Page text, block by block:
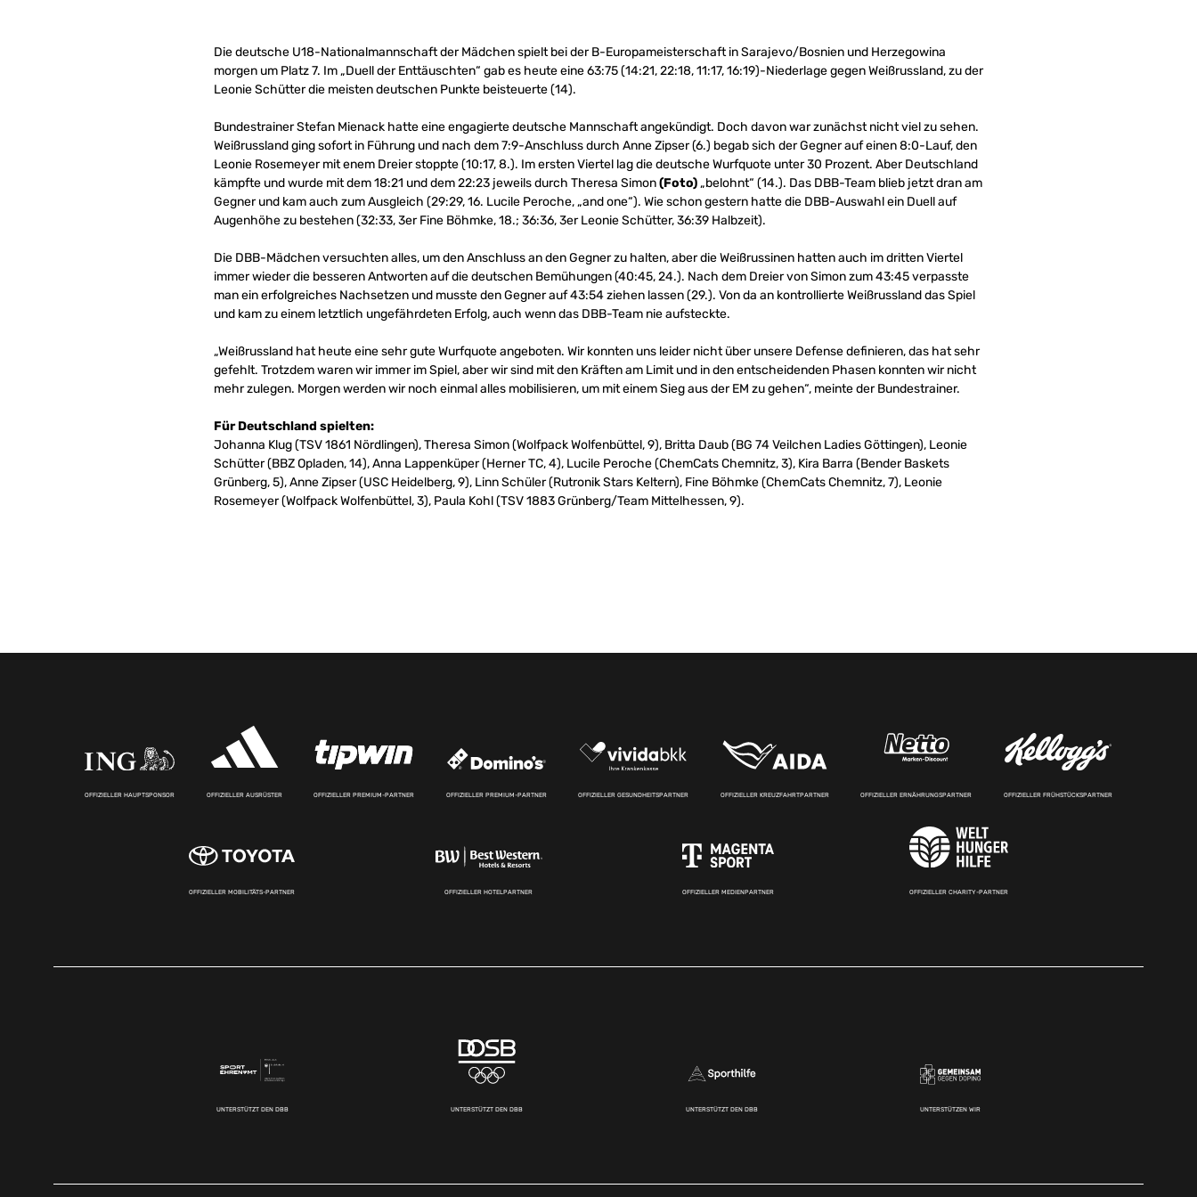
Die deutsche U18-Nationalmannschaft der Mädchen spielt bei der B-Europameisterschaft in Sarajevo/Bosnien und Herzegowina
morgen um Platz 7. Im „Duell der Enttäuschten“ gab es heute eine 63:75 (14:21, 22:18, 11:17, 16:19)-Niederlage gegen Weißrussland, zu der
Leonie Schütter die meisten deutschen Punkte beisteuerte (14).
Bundestrainer Stefan Mienack hatte eine engagierte deutsche Mannschaft angekündigt. Doch davon war zunächst nicht viel zu sehen.
Weißrussland ging sofort in Führung und nach dem 7:9-Anschluss durch Anne Zipser (6.) begab sich der Gegner auf einen 8:0-Lauf, den
Leonie Rosemeyer mit enem Dreier stoppte (10:17, 8.). Im ersten Viertel lag die deutsche Wurfquote unter 30 Prozent. Aber Deutschland
kämpfte und wurde mit dem 18:21 und dem 22:23 jeweils durch Theresa Simon(Foto) „belohnt“ (14.). Das DBB-Team blieb jetzt dran am
Gegner und kam auch zum Ausgleich (29:29, 16. Lucile Peroche, „and one“). Wie schon gestern hatte die DBB-Auswahl ein Duell auf
Augenhöhe zu bestehen (32:33, 3er Fine Böhmke, 18.; 36:36, 3er Leonie Schütter, 36:39 Halbzeit).
Die DBB-Mädchen versuchten alles, um den Anschluss an den Gegner zu halten, aber die Weißrussinen hatten auch im dritten Viertel
immer wieder die besseren Antworten auf die deutschen Bemühungen (40:45, 24.). Nach dem Dreier von Simon zum 43:45 verpasste
man ein erfolgreiches Nachsetzen und musste den Gegner auf 43:54 ziehen lassen (29.). Von da an kontrollierte Weißrussland das Spiel
und kam zu einem letztlich ungefährdeten Erfolg, auch wenn das DBB-Team nie aufsteckte.
„Weißrussland hat heute eine sehr gute Wurfquote angeboten. Wir konnten uns leider nicht über unsere Defense definieren, das hat sehr
gefehlt. Trotzdem waren wir immer im Spiel, aber wir sind mit den Kräften am Limit und in den entscheidenden Phasen konnten wir nicht
mehr zulegen. Morgen werden wir noch einmal alles mobilisieren, um mit einem Sieg aus der EM zu gehen“, meinte der Bundestrainer.
Für Deutschland spielten:
Johanna Klug (TSV 1861 Nördlingen), Theresa Simon (Wolfpack Wolfenbüttel, 9), Britta Daub (BG 74 Veilchen Ladies Göttingen), Leonie
Schütter (BBZ Opladen, 14), Anna Lappenküper (Herner TC, 4), Lucile Peroche (ChemCats Chemnitz, 3), Kira Barra (Bender Baskets
Grünberg, 5), Anne Zipser (USC Heidelberg, 9), Linn Schüler (Rutronik Stars Keltern), Fine Böhmke (ChemCats Chemnitz, 7), Leonie
Rosemeyer (Wolfpack Wolfenbüttel, 3), Paula Kohl (TSV 1883 Grünberg/Team Mittelhessen, 9).
OFFIZIELLER HAUPTSPONSOR OFFIZIELLER AUSRÜSTER OFFIZIELLER PREMIUM-PARTNER OFFIZIELLER PREMIUM-PARTNER OFFIZIELLER GESUNDHEITSPARTNER OFFIZIELLER KREUZFAHRTPARTNER OFFIZIELLER ERNÄHRUNGSPARTNER OFFIZIELLER FRÜHSTÜCKSPARTNER
OFFIZIELLER MOBILITÄTS-PARTNER OFFIZIELLER HOTELPARTNER OFFIZIELLER MEDIENPARTNER OFFIZIELLER CHARITY-PARTNER
UNTERSTÜTZT DEN DBB UNTERSTÜTZT DEN DBB UNTERSTÜTZT DEN DBB UNTERSTÜTZEN WIR